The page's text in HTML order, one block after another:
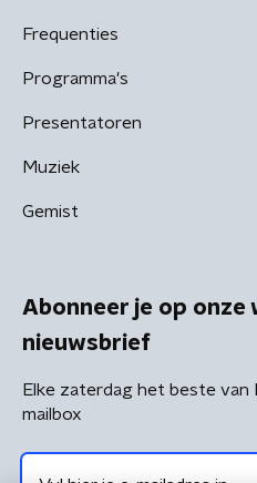
Frequenties
Programma's
Presentatoren
Muziek
Gemist
Abonneer je op onze
nieuwsbrief
Elke zaterdag het beste van
mailbox